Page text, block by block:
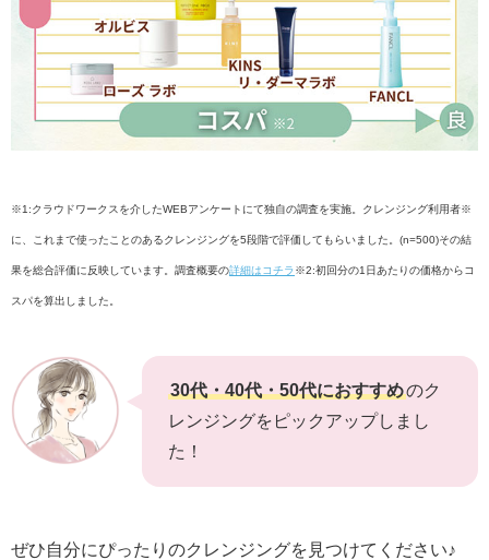
※1:クラウドワークスを介したWEBアンケートにて独自の調査を実施。クレンジング利用者※
に、これまで使ったことのあるクレンジングを5段階で評価してもらいました。(n=500)その結
果を総合評価に反映しています。調査概要の詳細はコチラ ※2:初回分の1日あたりの価格からコ
スパを算出しました。
30代・40代・50代におすすめのク
レンジングをピックアップしまし
た！
ぜひ自分にぴったりのクレンジングを見つけてください♪